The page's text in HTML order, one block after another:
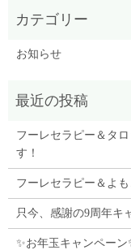
お知らせ
フーレセラピー＆タ
す！
フーレセラピー＆よ
只今、感謝の9周年キ
✨お年玉キャンペーン